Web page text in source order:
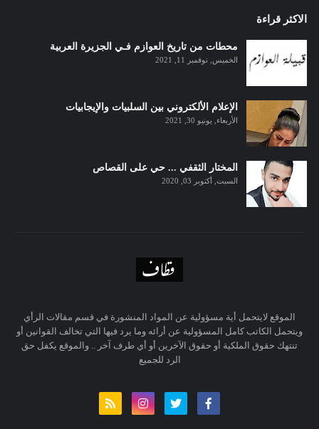
الاكثر قراءة
محطات من تاريخ العوازم فـي الجزيرة العربية
الخميس, نوفمبر 11, 2021
الإعلام الألكتروني بين السلبيات والإيجابيات
الأربعاء, يونيو 30, 2021
المختار الثقفي ... حي على القصاص
السبت, أكتوبر 03, 2020
الموقع لايتحمل أية مسؤولية عن المواد المنشورة في قسم مقالات الرأي
ويتحمل الكاتب كامل المسؤولية عن أرائه وما يرد فيها التي تخالف القوانين أو
تنتهك حقوق الملكية أو حقوق الآخرين أو أي طرف آخر .. والموقع يكفل حق
الرد للجميع